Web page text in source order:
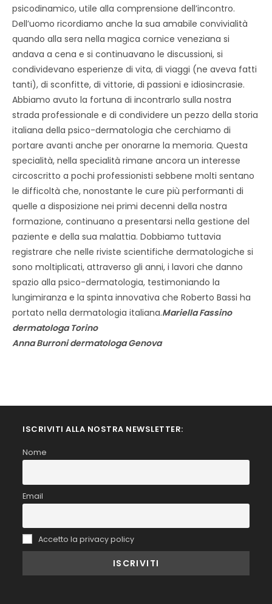
psicodinamico, utile alla comprensione dell’incontro.
Dell’uomo ricordiamo anche la sua amabile convivialità
quando alla sera nella magica cornice veneziana si
andava a cena e si continuavano le discussioni, si
condividevano esperienze di vita, di viaggi (ne aveva fatti
tanti), di sconfitte, di vittorie, di passioni e idiosincrasie.
Abbiamo avuto la fortuna di incontrarlo sulla nostra
strada professionale e di condividere un pezzo della storia
italiana della psico-dermatologia che cerchiamo di
portare avanti anche per onorarne la memoria. Questa
specialità, nella specialità rimane ancora un interesse
circoscritto a pochi professionisti sebbene molti sentano
le difficoltà che, nonostante le cure più performanti di
quelle a disposizione nei primi decenni della nostra
formazione, continuano a presentarsi nella gestione del
paziente e della sua malattia. Dobbiamo tuttavia
registrare che nelle riviste scientifiche dermatologiche si
sono moltiplicati, attraverso gli anni, i lavori che danno
spazio alla psico-dermatologia, testimoniando la
lungimiranza e la spinta innovativa che Roberto Bassi ha
portato nella dermatologia italiana.Mariella Fassino
dermatologa Torino
Anna Burroni dermatologa Genova
ISCRIVITI ALLA NOSTRA NEWSLETTER:
Nome
Email
Accetto la privacy policy